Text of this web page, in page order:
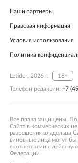
Наши партнеры
Правовая информация
Условия использования
Политика
Letidor, 2026 г. 18+
Телефон редакции: +7
Все права защищены.
Сайта в коммерческих
разрешения владельца
виновные лица могут
соответствии с
Федерации.